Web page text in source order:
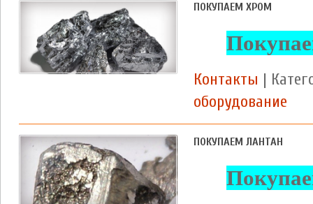
ПОКУПАЕМ ХРОМ
Контакты |
оборудование
ПОКУПАЕМ ЛАНТАН